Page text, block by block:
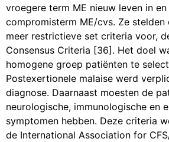
vroegere term ME nieuw leven in
compromisterm ME/cvs. Ze stelden
meer restrictieve set criteria voor,
Consensus Criteria [36]. Het doel
homogene groep patiënten te
Postexertionele malaise werd
diagnose. Daarnaast moesten de
neurologische, immunologische en
symptomen hebben. Deze criteria
de International Association for